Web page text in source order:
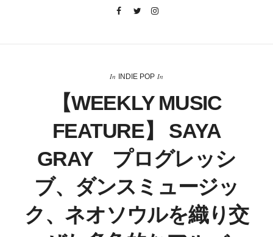
In INDIE POP In
【WEEKLY MUSIC
FEATURE】 SAYA
GRAY プログレッシ
ブ、ダンスミュージッ
ク、ネオソウルを織り交